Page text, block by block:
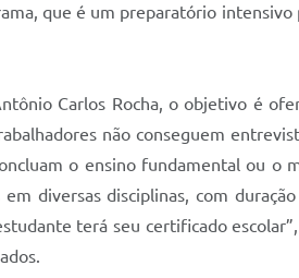
que é um preparatório
Carlos Rocha, o objetivo é
não conseguem
o ensino fundamental ou o
diversas disciplinas, com
terá seu certificado